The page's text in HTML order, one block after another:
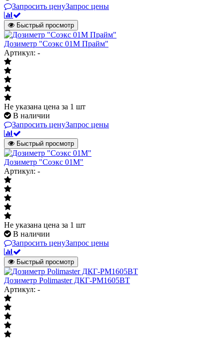
Запросить ценуЗапрос цены
Быстрый просмотр
Дозиметр "Соэкс 01М Прайм"
Артикул: -
Не указана цена за 1 шт
В наличии
Запросить ценуЗапрос цены
Быстрый просмотр
Дозиметр "Соэкс 01М"
Артикул: -
Не указана цена за 1 шт
В наличии
Запросить ценуЗапрос цены
Быстрый просмотр
Дозиметр Polimaster ДКГ-РМ1605ВТ
Артикул: -